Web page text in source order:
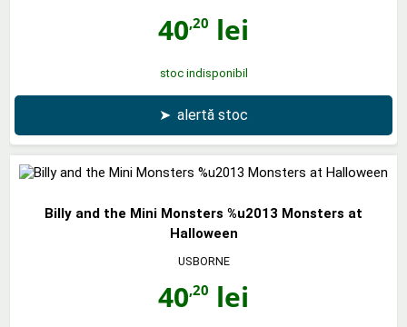
40,20 lei
stoc indisponibil
➤ alertă stoc
Billy and the Mini Monsters %u2013 Monsters at
Halloween
USBORNE
40,20 lei